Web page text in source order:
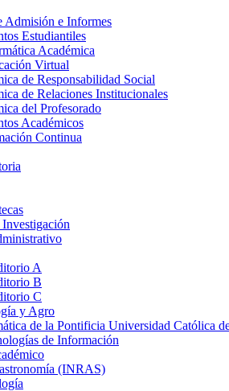
Admisión e Informes
Estudiantiles
Académica
Virtual
de Responsabilidad Social
de Relaciones Institucionales
del Profesorado
Académicos
Continua
A
B
C
y Agro
de la Pontificia Universidad Católica
de Información
(INRAS)